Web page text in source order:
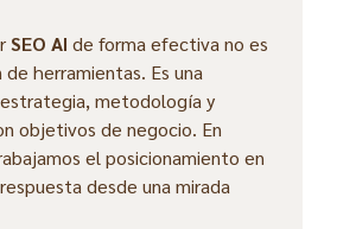
SEO AI de forma efectiva no es
herramientas. Es una
metodología y
objetivos de negocio. En
el posicionamiento en
desde una mirada